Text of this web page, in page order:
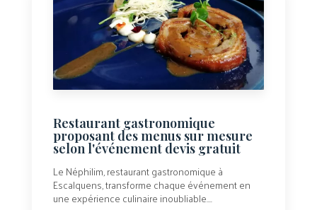
Restaurant gastronomique
proposant des menus sur mesure
selon l'événement devis gratuit
Le Néphilim, restaurant gastronomique à
Escalquens, transforme chaque événement en
une expérience culinaire inoubliable....